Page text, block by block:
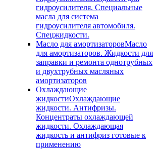
гидроусилителя. Специальные
масла для система
гидроусилителя автомобиля.
Спецжидкости.
Масло для амортизаторовМасло
для амортизаторов. Жидкости для
заправки и ремонта однотрубных
и двухтрубных масляных
амортизаторов
Охлаждающие
жидкостиОхлаждающие
жидкости. Антифризы.
Концентраты охлаждающей
жидкости. Охлаждающая
жидкость и антифриз готовые к
применению